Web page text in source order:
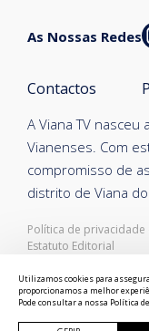
Política de privacidade
Estatuto Editorial
A Viana TV
Vianenses. Com
compromisso de
distrito de Viana
Contactos
As Nossas Redes
Utilizamos cookies para
proporcionamos a melhor
Pode consultar a nossa Política